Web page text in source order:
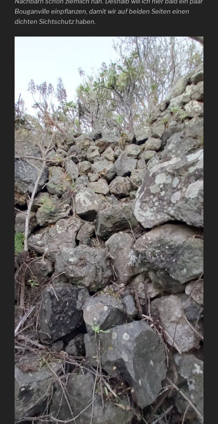
Bouganville einpflanzen, damit wir auf beiden Seiten einen
dichten Sichtschutz haben.